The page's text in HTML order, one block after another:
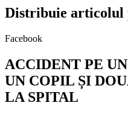
Distribuie articolul
Facebook
ACCIDENT PE
UN COPIL ȘI
LA SPITAL